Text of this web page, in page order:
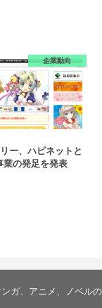
企業動向
ー、ハピネットと
業の発足を発表
ガ、アニメ、ノベル